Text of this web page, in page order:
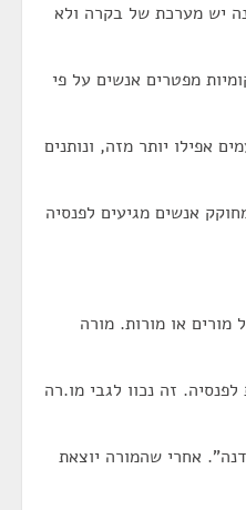
יש מערכת של בקרה ולא
המקומיות מפטרים אנשים על פי
אפילו יותר מזה, ונותנים
אנשים מגיעים לפנסיה
או מורות. מורה
זה נכוו לגבי מו.רה
אחרי שהמורה יוצאת